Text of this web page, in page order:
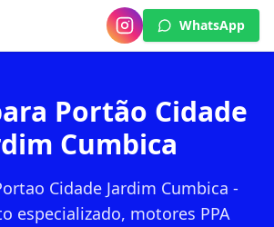
WhatsApp
Portão Cidade
Cumbica
Cidade Jardim Cumbica -
especializado, motores PPA